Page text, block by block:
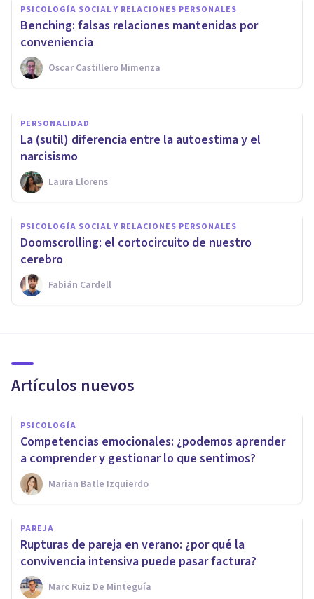
PSICOLOGÍA SOCIAL Y RELACIONES PERSONALES
Benching: falsas relaciones mantenidas por
conveniencia
Oscar Castillero Mimenza
​Dejar de usar Facebook te hace
más feliz, afirma un estudio
Juan Armando Corbin
PERSONALIDAD
La (sutil) diferencia entre la autoestima y el
narcisismo
Laura Llorens
PSICOLOGÍA SOCIAL Y RELACIONES PERSONALES
Doomscrolling: el cortocircuito de nuestro
cerebro
Fabián Cardell
Artículos nuevos
PSICOLOGÍA
Competencias emocionales: ¿podemos aprender
a comprender y gestionar lo que sentimos?
Marian Batle Izquierdo
PAREJA
Rupturas de pareja en verano: ¿por qué la
convivencia intensiva puede pasar factura?
Marc Ruiz De Minteguía